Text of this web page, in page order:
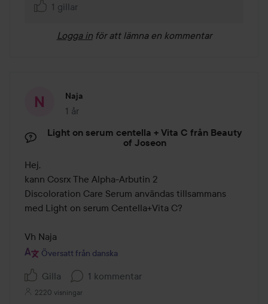
1 gillar
Logga in för att lämna en kommentar
Naja
1 år
Inlägget skapades 1 år
Light on serum centella + Vita C från Beauty
of Joseon
Hej,
kann Cosrx The Alpha-Arbutin 2
Discoloration Care Serum användas tillsammans
med Light on serum Centella+Vita C?
Vh Naja
Översatt från danska
Gilla 1 kommentar
2220 visningar